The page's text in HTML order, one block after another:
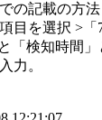
の記載の方法
目を選択 >
「検知時間
力。